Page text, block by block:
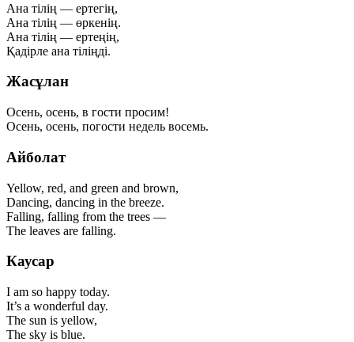
Ана тілің — ертегің,
Ана тілің — өркенің.
Ана тілің — ертеңің,
Қадірле ана тіліңді.
Жасұлан
Осень, осень, в гости просим!
Осень, осень, погости недель восемь.
Айболат
Yellow, red, and green and brown,
Dancing, dancing in the breeze.
Falling, falling from the trees —
The leaves are falling.
Каусар
I am so happy today.
It’s a wonderful day.
The sun is yellow,
The sky is blue.